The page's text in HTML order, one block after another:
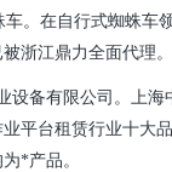
车。在自行式蜘蛛车
浙江鼎力全面代理。
设备有限公司。上海
平台租赁行业十大
为*产品。